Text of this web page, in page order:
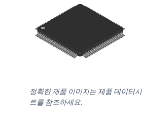
정확한 제품 이미지는 제품 데이터시
트를 참조하세요.